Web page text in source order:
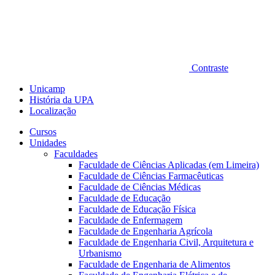
Contraste
Unicamp
História da UPA
Localização
Cursos
Unidades
Faculdades
Faculdade de Ciências Aplicadas (em Limeira)
Faculdade de Ciências Farmacêuticas
Faculdade de Ciências Médicas
Faculdade de Educação
Faculdade de Educação Física
Faculdade de Enfermagem
Faculdade de Engenharia Agrícola
Faculdade de Engenharia Civil, Arquitetura e
Urbanismo
Faculdade de Engenharia de Alimentos